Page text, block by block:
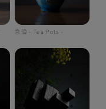
急須 - Tea Pots -